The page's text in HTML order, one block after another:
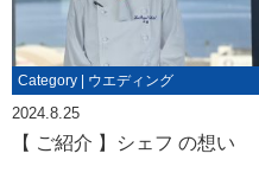
Category | ウエディング
2024.8.25
【 ご紹介 】シェフ の想い